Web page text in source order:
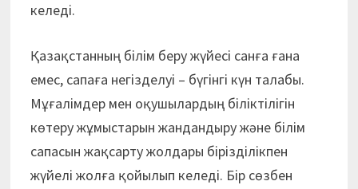
келеді.
Қазақстанның білім беру жүйесі санға ғана
емес, сапаға негізделуі – бүгінгі күн талабы.
Мұғалімдер мен оқушылардың біліктілігін
көтеру жұмыстарын жандандыру және білім
сапасын жақсарту жолдары бірізділікпен
жүйелі жолға қойылып келеді. Бір сөзбен